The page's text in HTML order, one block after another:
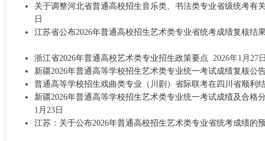
关于调整河北省普通高校招生音乐类、书法类专业省级统考有
日
江苏省公布2026年普通高校招生艺术类专业省统考成绩复核结
浙江省2026年普通高校艺术类专业招生政策要点 2026年1月27
新疆2026年普通高等学校招生艺术类专业统一考试成绩复核公
普通高等学校招生戏曲类专业（川剧）省际联考在四川省顺利
新疆2026年普通高等学校招生艺术类专业统一考试成绩及合格
1月23日
江苏：关于公布2026年普通高校招生艺术类专业省统考成绩的